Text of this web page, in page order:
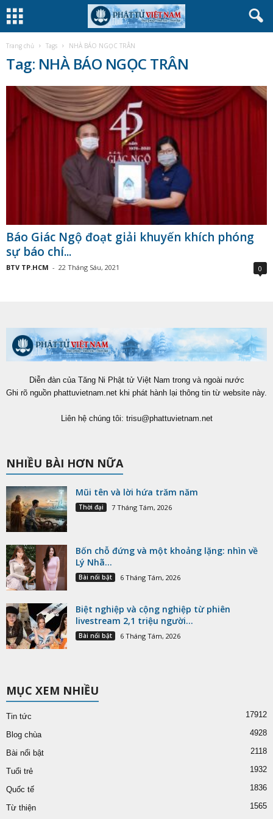
Trang chủ Tags NHÀ BÁO NGỌC TRÂN
Tag: NHÀ BÁO NGỌC TRÂN
Báo Giác Ngộ đoạt giải khuyến khích phóng
sự báo chí...
BTV TP.HCM - 22 Tháng Sáu, 2021 0
Diễn đàn của Tăng Ni Phật tử Việt Nam trong và ngoài nước
Ghi rõ nguồn phattuvietnam.net khi phát hành lại thông tin từ website này.
Liên hệ chúng tôi: trisu@phattuvietnam.net
NHIỀU BÀI HƠN NỮA
Mũi tên và lời hứa trăm năm
Thời đại 7 Tháng Tám, 2026
Bốn chỗ đứng và một khoảng lặng: nhìn về
Lý Nhã...
Bài nổi bật 6 Tháng Tám, 2026
Biệt nghiệp và cộng nghiệp từ phiên
livestream 2,1 triệu người...
Bài nổi bật 6 Tháng Tám, 2026
MỤC XEM NHIỀU
Tin tức 17912
Blog chùa 4928
Bài nổi bật 2118
Tuổi trẻ 1932
Quốc tế 1836
Từ thiện 1565